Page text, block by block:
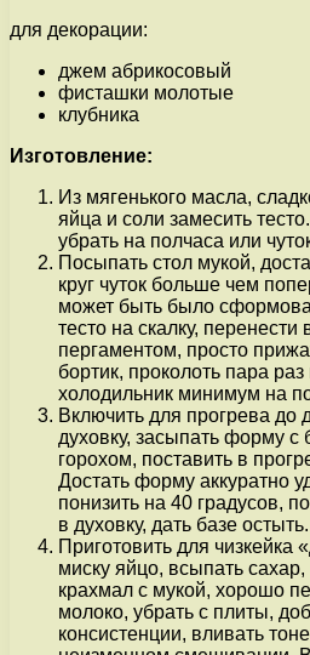
для декорации:
джем абрикосовый
фисташки молотые
клубника
Изготовление:
Из мягенького масла,
яйца и соли замесить
убрать на полчаса или
Посыпать стол мукой,
круг чуток больше чем
может быть было
тесто на скалку,
пергаментом, просто
бортик, проколоть пара
холодильник минимум на
Включить для прогрева до
духовку, засыпать форму
горохом, поставить в
Достать форму аккуратно
понизить на 40 градусов,
в духовку, дать базе остыть.
Приготовить для чизкейка
миску яйцо, всыпать
крахмал с мукой, хорошо
молоко, убрать с плиты,
консистенции, вливать